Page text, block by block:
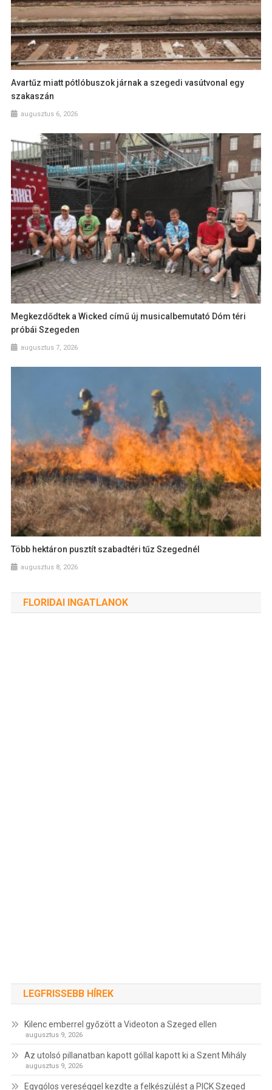
Avartűz miatt pótlóbuszok járnak a szegedi vasútvonal egy
szakaszán
augusztus 6, 2026
Megkezdődtek a Wicked című új musicalbemutató Dóm téri
próbái Szegeden
augusztus 7, 2026
Több hektáron pusztít szabadtéri tűz Szegednél
augusztus 8, 2026
FLORIDAI INGATLANOK
LEGFRISSEBB HÍREK
Kilenc emberrel győzött a Videoton a Szeged ellen
augusztus 9, 2026
Az utolsó pillanatban kapott góllal kapott ki a Szent Mihály
augusztus 9, 2026
Egygólos vereséggel kezdte a felkészülést a PICK Szeged